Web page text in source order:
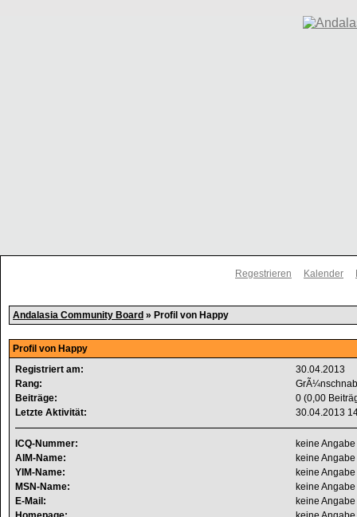
Regestrieren Kalender
Andalasia Community Board » Profil von Happy
Profil von Happy
Registriert am:
30.04.2013
Rang:
Beiträge:
0 (0,00
Letzte Aktivität:
30.04.2013
ICQ-Nummer:
keine Angabe
AIM-Name:
keine Angabe
YIM-Name:
keine Angabe
MSN-Name:
keine Angabe
E-Mail:
keine Angabe